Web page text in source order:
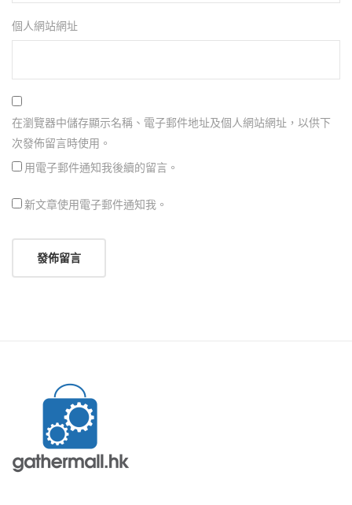
個人網站網址
在瀏覽器中儲存顯示名稱、電子郵件地址及個人網站網址，以供下
次發佈留言時使用。
用電子郵件通知我後續的留言。
新文章使用電子郵件通知我。